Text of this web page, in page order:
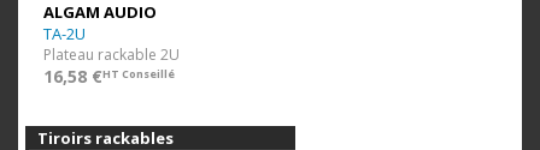
ALGAM AUDIO
TA-2U
Plateau rackable 2U
16,58 €HT Conseillé
Tiroirs rackables